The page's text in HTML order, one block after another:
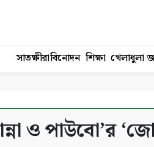
সাতক্ষীরাবিনোদন শিক্ষা খেলাধুলা
ও পাউবো’র